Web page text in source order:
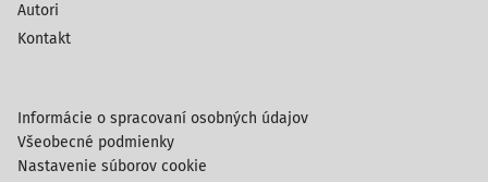
Autori
Kontakt
Informácie o spracovaní osobných údajov
Všeobecné podmienky
Nastavenie súborov cookie